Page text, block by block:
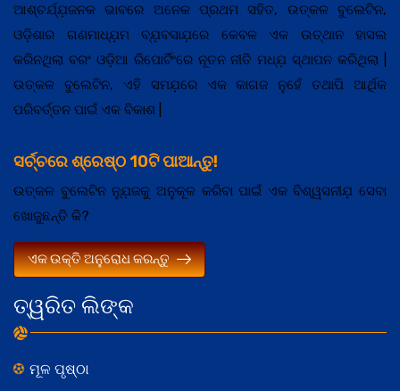
ତ୍ୱରିତ ଲିଙ୍କ
ମୂଳ ପୃଷ୍ଠା
ଆଶ୍ଚର୍ଯ୍ଯ଼ଜନକ ଭାବରେ ଅନେକ ପ୍ରଥମ ସହିତ, ଉତ୍କଳ ବୁଲେଟିନ,
ଓଡ଼ିଶାର ଗଣମାଧ୍ଯ଼ମ ବ୍ଯ଼ବସାଯ଼ରେ କେବଳ ଏକ ଉତ୍ଥାନ ହାସଲ
କରିନଥିଲା ବରଂ ଓଡ଼ିଆ ରିପୋର୍ଟିଂରେ ନୂତନ ନୀତି ମଧ୍ଯ଼ ସ୍ଥାପନ କରିଥିଲା |
ଉତ୍କଳ ବୁଲେଟିନ, ଏହି ସମଯ଼ରେ ଏକ କାଗଜ ନୁହେଁ ତଥାପି ଆର୍ଥିକ
ପରିବର୍ତ୍ତନ ପାଇଁ ଏକ ବିକାଶ |
ସର୍ଚ୍ଚରେ ଶ୍ରେଷ୍ଠ 10ଟି ପାଆନ୍ତୁ!
ଉତ୍କଳ ବୁଲେଟିନ ନ୍ଯ଼ୁଜକୁ ଅନୁକୂଳ କରିବା ପାଇଁ ଏକ ବିଶ୍ୱସନୀଯ଼ ସେବା
ଖୋଜୁଛନ୍ତି କି?
ଏକ ଉକ୍ତି ଅନୁରୋଧ କରନ୍ତୁ